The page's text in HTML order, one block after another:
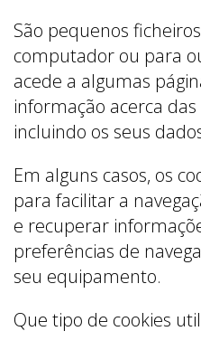
São pequenos
computador ou para
acede a algumas
informação acerca
incluindo os seus
Em alguns casos, os
para facilitar a
e recuperar
preferências de
seu equipamento.
Que tipo de cookies